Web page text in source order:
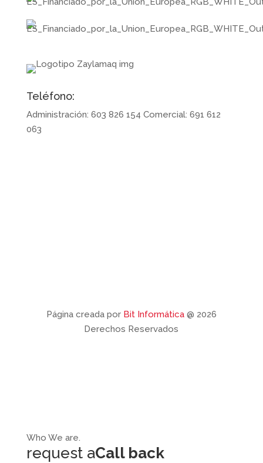
Teléfono:
Administración: 603 826 154 Comercial: 691 612
063
Página creada por Bit Informática@ 2026
Derechos Reservados
Who We are.
request aCall back